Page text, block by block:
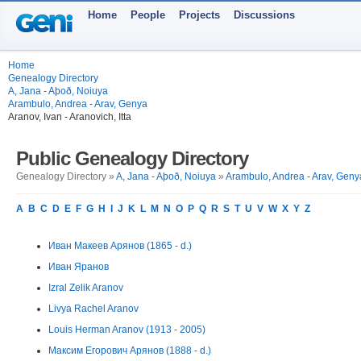
Home People Projects Discussions
Home
Genealogy Directory
A, Jana - Aþoð, Noiuya
Arambulo, Andrea - Arav, Genya
Aranov, Ivan - Aranovich, Itta
Public Genealogy Directory
Genealogy Directory » A, Jana - Aþoð, Noiuya » Arambulo, Andrea - Arav,
A B C D E F G H J K L M N O P Q R S T U V W X Y Z
Иван Макеев Арянов (1865 - d.)
Иван Яранов
Izral Zelik Aranov
Livya Rachel Aranov
Louis Herman Aranov (1913 - 2005)
Максим Егорович Арянов (1888 - d.)